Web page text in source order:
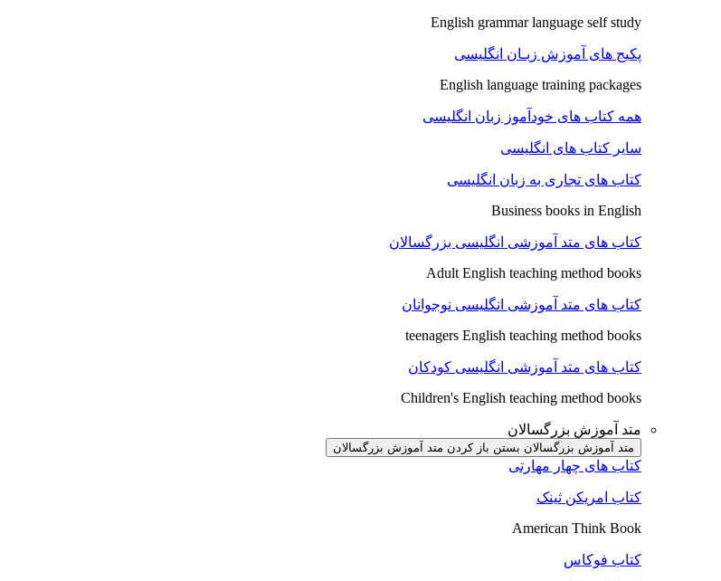
English grammar language self study
پکیج های آموزش زبـان انگلیسی
English language training packages
همه کتاب های خودآموز زبان انگلیسی
سایر کتاب های انگلیسی
کتاب های تجاری به زبان انگلیسی
Business books in English
کتاب های متد آموزشی انگلیسی بزرگسالان
Adult English teaching method books
کتاب های متد آموزشی انگلیسی نوجوانان
teenagers English teaching method books
کتاب های متد آموزشی انگلیسی کودکان
Children's English teaching method books
متد آموزش بزرگسالان
متد آموزش بزرگسالان بستن باز کردن متد آموزش بزرگسالان
کتاب های چهار مهارتی
کتاب امریکن ثینک
American Think Book
کتاب فوکاس